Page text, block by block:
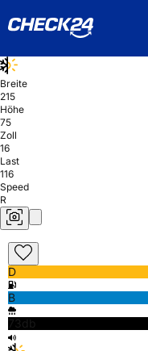
Breite
215
Höhe
75
Zoll
16
Last
116
Speed
R
D
B
73db